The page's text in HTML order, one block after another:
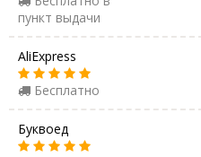
пункт выдачи
AliExpress
Бесплатно
Буквоед